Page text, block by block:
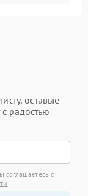
оставьте
радостью
соглашаетесь с